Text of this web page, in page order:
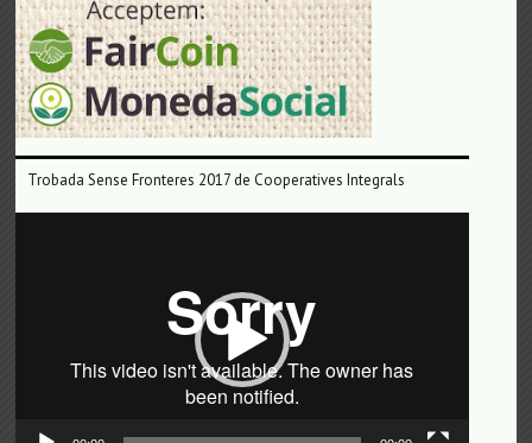
Trobada Sense Fronteres 2017 de Cooperatives Integrals